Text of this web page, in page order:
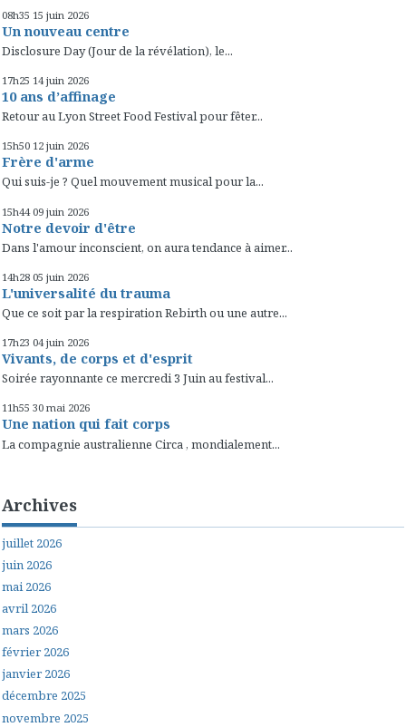
08h35 15 juin 2026
Un nouveau centre
Disclosure Day (Jour de la révélation), le...
17h25 14 juin 2026
10 ans d’affinage
Retour au Lyon Street Food Festival pour fêter...
15h50 12 juin 2026
Frère d'arme
Qui suis-je ? Quel mouvement musical pour la...
15h44 09 juin 2026
Notre devoir d'être
Dans l'amour inconscient, on aura tendance à aimer...
14h28 05 juin 2026
L'universalité du trauma
Que ce soit par la respiration Rebirth ou une autre...
17h23 04 juin 2026
Vivants, de corps et d'esprit
Soirée rayonnante ce mercredi 3 Juin au festival...
11h55 30 mai 2026
Une nation qui fait corps
La compagnie australienne Circa , mondialement...
Archives
juillet 2026
juin 2026
mai 2026
avril 2026
mars 2026
février 2026
janvier 2026
décembre 2025
novembre 2025